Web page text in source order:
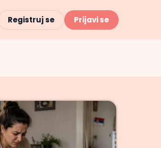
Registruj se Prijavi se